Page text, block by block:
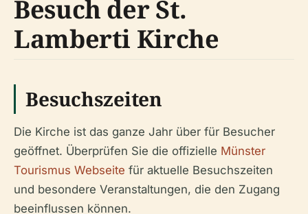
Besuch der St.
Lamberti Kirche
Besuchszeiten
Die Kirche ist das ganze Jahr über für Besucher
geöffnet. Überprüfen Sie die offizielle Münster
Tourismus Webseite für aktuelle Besuchszeiten
und besondere Veranstaltungen, die den Zugang
beeinflussen können.